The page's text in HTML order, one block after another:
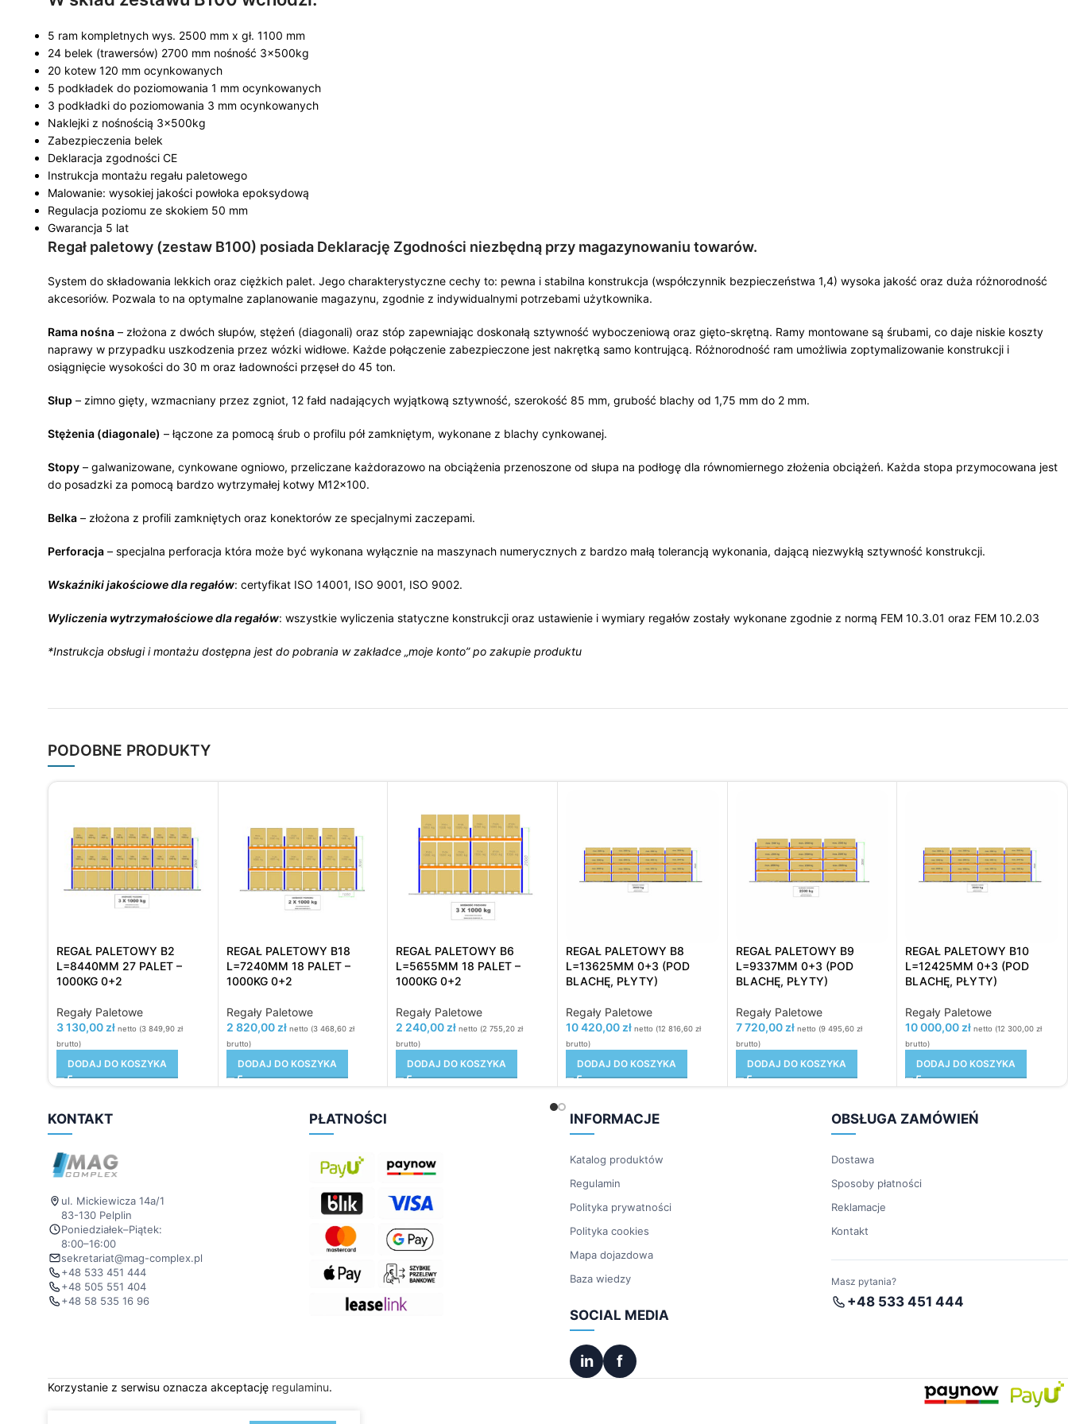
5 ram kompletnych wys. 2500 mm x gł. 1100 mm
24 belek (trawersów) 2700 mm nośność 3x500kg
20 kotew 120 mm ocynkowanych
5 podkładek do poziomowania 1 mm ocynkowanych
3 podkładki do poziomowania 3 mm ocynkowanych
Naklejki z nośnością 3x500kg
Zabezpieczenia belek
Deklaracja zgodności CE
Instrukcja montażu regału paletowego
Malowanie: wysokiej jakości powłoka epoksydową
Regulacja poziomu ze skokiem 50 mm
Gwarancja 5 lat
Regał paletowy (zestaw B100) posiada Deklarację Zgodności niezbędną przy magazynowaniu towarów.
System do składowania lekkich oraz ciężkich palet. Jego charakterystyczne cechy to: pewna i stabilna konstrukcja (współczynnik bezpieczeństwa 1,4) wysoka jakość oraz duża różnorodność
akcesoriów. Pozwala to na optymalne zaplanowanie magazynu, zgodnie z indywidualnymi potrzebami użytkownika.
Rama nośna – złożona z dwóch słupów, stężeń (diagonali) oraz stóp zapewniając doskonałą sztywność wyboczeniową oraz gięto-skrętną. Ramy montowane są śrubami, co daje niskie koszty
naprawy w przypadku uszkodzenia przez wózki widłowe. Każde połączenie zabezpieczone jest nakrętką samo kontrującą. Różnorodność ram umożliwia zoptymalizowanie konstrukcji i
osiągnięcie wysokości do 30 m oraz ładowności przęseł do 45 ton.
Słup – zimno gięty, wzmacniany przez zgniot, 12 fałd nadających wyjątkową sztywność, szerokość 85 mm, grubość blachy od 1,75 mm do 2 mm.
Stężenia (diagonale) – łączone za pomocą śrub o profilu pół zamkniętym, wykonane z blachy cynkowanej.
Stopy – galwanizowane, cynkowane ogniowo, przeliczane każdorazowo na obciążenia przenoszone od słupa na podłogę dla równomiernego złożenia obciążeń. Każda stopa przymocowana jest
do posadzki za pomocą bardzo wytrzymałej kotwy M12x100.
Belka – złożona z profili zamkniętych oraz konektorów ze specjalnymi zaczepami.
Perforacja – specjalna perforacja która może być wykonana wyłącznie na maszynach numerycznych z bardzo małą tolerancją wykonania, dającą niezwykłą sztywność konstrukcji.
Wskaźniki jakościowe dla regałów: certyfikat ISO 14001, ISO 9001, ISO 9002.
Wyliczenia wytrzymałościowe dla regałów: wszystkie wyliczenia statyczne konstrukcji oraz ustawienie i wymiary regałów zostały wykonane zgodnie z normą FEM 10.3.01 oraz FEM 10.2.03
*Instrukcja obsługi i montażu dostępna jest do pobrania w zakładce „moje konto” po zakupie produktu
PODOBNE PRODUKTY
REGAŁ PALETOWY B2
L=8440MM 27 PALET –
1000KG 0+2
Regały Paletowe
3 130,00 zł netto (3 849,90 zł
brutto)
DODAJ DO KOSZYKA
REGAŁ PALETOWY B18
L=7240MM 18 PALET –
1000KG 0+2
Regały Paletowe
2 820,00 zł netto (3 468,60 zł
brutto)
DODAJ DO KOSZYKA
REGAŁ PALETOWY B6
L=5655MM 18 PALET –
1000KG 0+2
Regały Paletowe
2 240,00 zł netto (2 755,20zł
brutto)
DODAJ DO KOSZYKA
REGAŁ PALETOWY B8
L=13625MM 0+3 (POD
BLACHĘ, PŁYTY)
Regały Paletowe
10 420,00 zł netto (12 816,60 zł
brutto)
DODAJ DO KOSZYKA
REGAŁ PALETOWY B9
L=9337MM 0+3 (POD
BLACHĘ, PŁYTY)
Regały Paletowe
7 720,00 zł netto (9 495,60 zł
brutto)
DODAJ DO KOSZYKA
REGAŁ PALETOWY B10
L=12425MM 0+3 (POD
BLACHĘ, PŁYTY)
Regały Paletowe
10 000,00 zł netto (12 300,00zł
brutto)
DODAJ DO KOSZYKA
KONTAKT
ul. Mickiewicza 14a/1
83-130 Pelplin
Poniedziałek–Piątek:
8:00–16:00
sekretariat@mag-complex.pl
+48 533 451 444
+48 505 551 404
+48 58 535 16 96
PŁATNOŚCI INFORMACJE
Katalog produktów
Regulamin
Polityka prywatności
Polityka cookies
Mapa dojazdowa
Baza wiedzy
SOCIAL MEDIA
in f
OBSŁUGA ZAMÓWIEŃ
Dostawa
Sposoby płatności
Reklamacje
Kontakt
Masz pytania?
+48 533 451 444
Korzystanie z serwisu oznacza akceptację regulaminu.